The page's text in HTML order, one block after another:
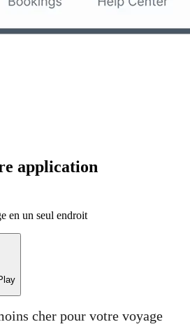
application
en un seul endroit
cher pour votre voyage